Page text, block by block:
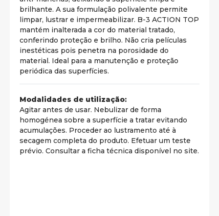
brilhante. A sua formulação polivalente permite
limpar, lustrar e impermeabilizar. B-3 ACTION TOP
mantém inalterada a cor do material tratado,
conferindo proteção e brilho. Não cria películas
inestéticas pois penetra na porosidade do
material. Ideal para a manutenção e proteção
periódica das superfícies.
Modalidades de utilização:
Agitar antes de usar. Nebulizar de forma
homogénea sobre a superfície a tratar evitando
acumulações. Proceder ao lustramento até à
secagem completa do produto. Efetuar um teste
prévio. Consultar a ficha técnica disponível no site.